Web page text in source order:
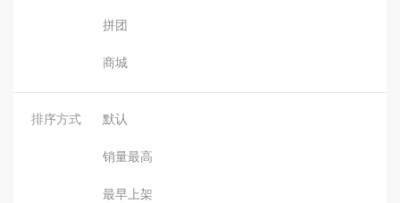
拼团
商城
排序方式 默认
销量最高
最早上架